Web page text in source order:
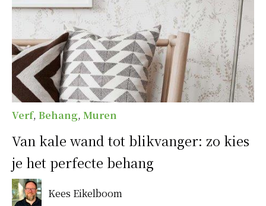
Verf, Behang, Muren
Van kale wand tot blikvanger: zo kies
je het perfecte behang
Kees Eikelboom